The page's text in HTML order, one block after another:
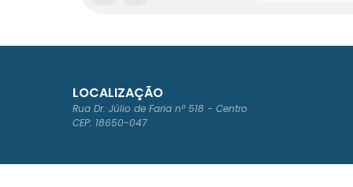
LOCALIZAÇÃO
Rua Dr. Júlio de Faria nº 518 - Centro
CEP: 18650-047